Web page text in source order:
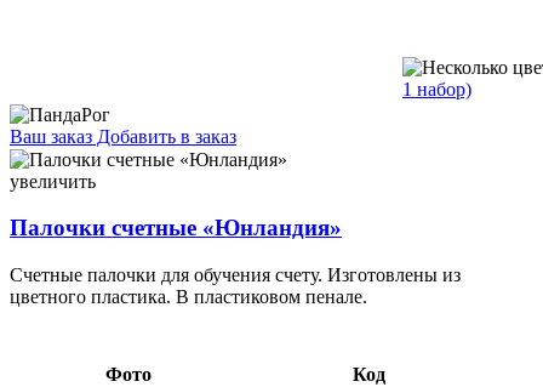
1 набор)
Ваш заказ Добавить в заказ
Палочки счетные «Юнландия» 50 шт. 3,55 088327
увеличить
Палочки счетные «Юнландия»
Счетные палочки для обучения счету. Изготовлены из
цветного пластика. В пластиковом пенале.
Фото Код